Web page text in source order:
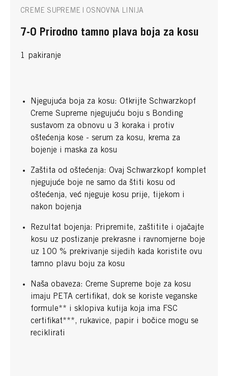
CREME SUPREME | OSNOVNA LINIJA
7-0 Prirodno tamno plava boja za kosu
1 pakiranje
Njegujuća boja za kosu: Otkrijte Schwarzkopf
Creme Supreme njegujuću boju s Bonding
sustavom za obnovu u 3 koraka i protiv
oštećenja kose - serum za kosu, krema za
bojenje i maska ​​za kosu
Zaštita od oštećenja: Ovaj Schwarzkopf komplet
njegujuće boje ne samo da štiti kosu od
oštećenja, već njeguje kosu prije, tijekom i
nakon bojenja
Rezultat bojenja: Pripremite, zaštitite i ojačajte
kosu uz postizanje prekrasne i ravnomjerne boje
uz 100 % prekrivanje sijedih kada koristite ovu
tamno plavu boju za kosu
Naša obaveza: Creme Supreme boje za kosu
imaju PETA certifikat, dok se koriste veganske
formule** i sklopiva kutija koja ima FSC
certifikat***, rukavice, papir i bočice mogu se
reciklirati